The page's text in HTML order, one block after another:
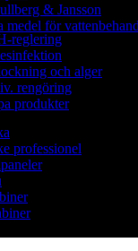
& Jansson
medel för
reglering
och alger
rengöring
produkter
professionel